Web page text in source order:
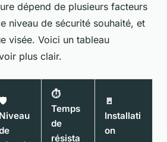
dépend de plusieurs facteurs
niveau de sécurité souhaité, et
visée. Voici un tableau
plus clair.
🛡️
Niveau
⏱️
Temps
de
résista
🚪
Installati
on